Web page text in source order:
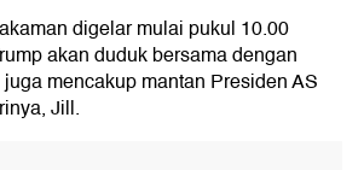
digelar mulai pukul 10.00
akan duduk bersama dengan
mencakup mantan Presiden AS
Jill.